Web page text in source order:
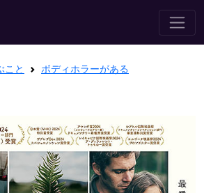
こと
ボディホラーがある